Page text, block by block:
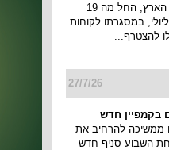
קניונים ברחבי הארץ, החל מה 19
עד ה 22 ליולי, במסגרתו לקוחות
להצטרף...
27/7/26
בקמפיין חדש
ממשיכה להרחיב את
השבוע סניף חדש